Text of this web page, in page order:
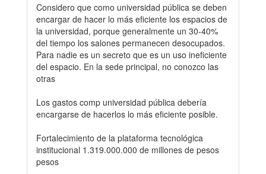
Considero que como universidad pública se deben
encargar de hacer lo más eficiente los espacios de
la universidad, porque generalmente un 30-40%
del tiempo los salones permanecen desocupados.
Para nadie es un secreto que es un uso ineficiente
del espacio. En la sede principal, no conozco las
otras
Los gastos comp universidad pública debería
encargarse de hacerlos lo más eficiente posible.
Fortalecimiento de la plataforma tecnológica
institucional 1.319.000.000 de millones de pesos
pesos